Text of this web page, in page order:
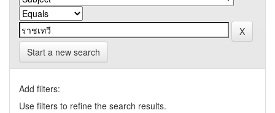
Start a new search
Add filters:
Use filters to refine the search results.